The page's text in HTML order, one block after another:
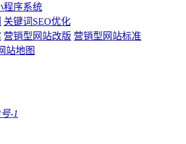
程序系统
关键词SEO优化
营销型网站改版 营销型网站标准
站地图
-1